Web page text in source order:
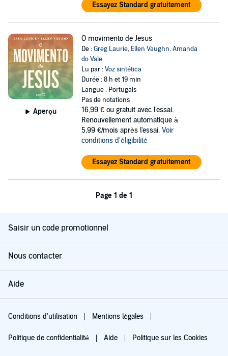
Essayez Standard gratuitement
Aperçu
O movimento de Jesus
De :Greg Laurie, Ellen Vaughn,Amanda
do Vale
Lu par :Voz sintética
Durée : 8 h et 19 min
Langue : Portugais
Pas de notations
16,99 € ou gratuit avec l'essai.
Renouvellement automatique à
5,99 €/mois après l'essai. Voir
conditions d'éligibilité
Essayez Standard gratuitement
Page 1 de 1
Saisir un code promotionnel
Nous contacter
Aide
Conditions d'utilisation Mentions légales
Politique de confidentialité Aide Politique sur les Cookies